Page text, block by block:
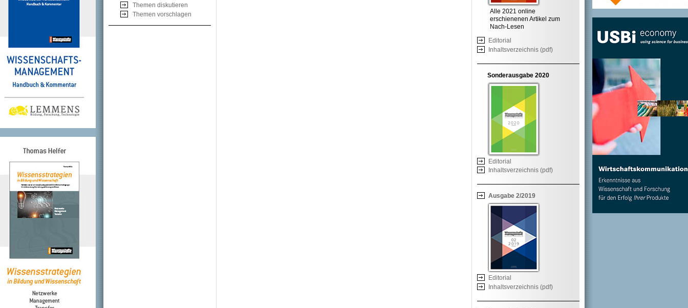
Themen diskutieren
Themen vorschlagen
Alle 2021 online
erschienenen Artikel zum
Nach-Lesen
Editorial
Inhaltsverzeichnis (pdf)
Sonderausgabe 2020
Editorial
Inhaltsverzeichnis (pdf)
Ausgabe 2/2019
Editorial
Inhaltsverzeichnis (pdf)